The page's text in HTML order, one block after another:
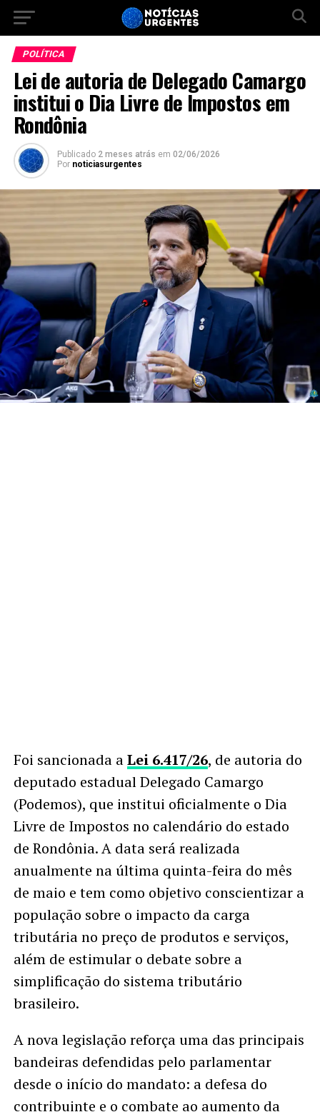
POLÍTICA
Lei de autoria de Delegado Camargo
institui o Dia Livre de Impostos em
Rondônia
Publicado 2 meses atrás em 02/06/2026
Por noticiasurgentes
Foi sancionada aLei 6.417/26, de autoria do
deputado estadual Delegado Camargo
(Podemos), que institui oficialmente o Dia
Livre de Impostos no calendário do estado
de Rondônia. A data será realizada
anualmente na última quinta-feira do mês
de maio e tem como objetivo conscientizar a
população sobre o impacto da carga
tributária no preço de produtos e serviços,
além de estimular o debate sobre a
simplificação do sistema tributário
brasileiro.
A nova legislação reforça uma das principais
bandeiras defendidas pelo parlamentar
desde o início do mandato: a defesa do
contribuinte e o combate ao aumento da